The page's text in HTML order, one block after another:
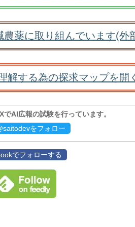
農薬に取り組んでいます(外
解する為の探求マップを開
AI広報の試験を行っています。
をフォロー
でフォローする